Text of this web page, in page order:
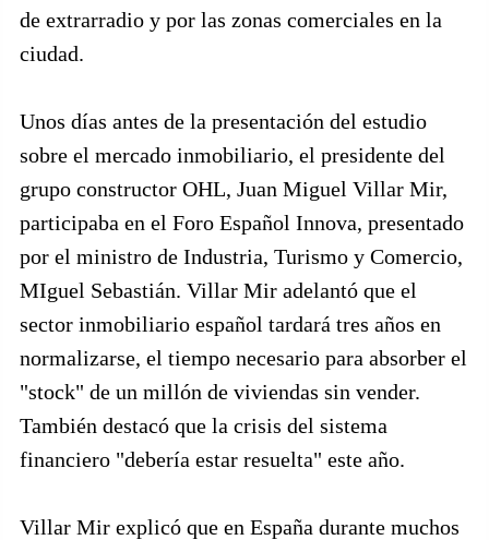
de extrarradio y por las zonas comerciales en la
ciudad.
Unos días antes de la presentación del estudio
sobre el mercado inmobiliario, el presidente del
grupo constructor OHL, Juan Miguel Villar Mir,
participaba en el Foro Español Innova, presentado
por el ministro de Industria, Turismo y Comercio,
MIguel Sebastián. Villar Mir adelantó que el
sector inmobiliario español tardará tres años en
normalizarse, el tiempo necesario para absorber el
"stock" de un millón de viviendas sin vender.
También destacó que la crisis del sistema
financiero "debería estar resuelta" este año.
Villar Mir explicó que en España durante muchos